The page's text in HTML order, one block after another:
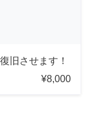
旧させます！
¥8,000